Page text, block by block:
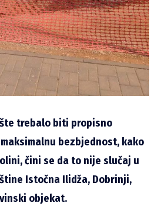
trebalo biti propisno
bezbjednost, kako
čini se da to nije slučaj u
Istočna Ilidža, Dobrinji,
objekat.